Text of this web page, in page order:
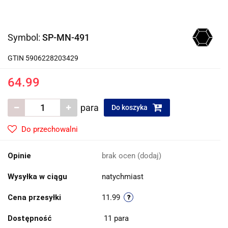
Symbol: SP-MN-491
GTIN 5906228203429
64.99
para Do koszyka
Do przechowalni
Opinie brak ocen (dodaj)
Wysyłka w ciągu natychmiast
Cena przesyłki 11.99
Dostępność 11 para